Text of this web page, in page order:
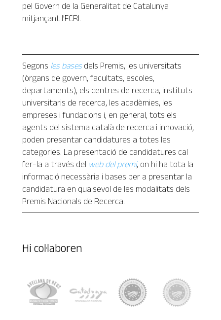
pel Govern de la Generalitat de Catalunya
mitjançant l’FCRI.
Segons les basesdels Premis, les universitats
(òrgans de govern, facultats, escoles,
departaments), els centres de recerca, instituts
universitaris de recerca, les acadèmies, les
empreses i fundacions i, en general, tots els
agents del sistema català de recerca i innovació,
poden presentar candidatures a totes les
categories. La presentació de candidatures cal
fer-la a través del web del premi, on hi ha tota la
informació necessària i bases per a presentar la
candidatura en qualsevol de les modalitats dels
Premis Nacionals de Recerca.
Hi col·laboren